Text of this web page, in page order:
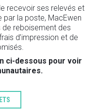
recevoir ses relevés et
la poste, MacEwen
de reboisement des
d’impression et de
ci-dessous pour voir